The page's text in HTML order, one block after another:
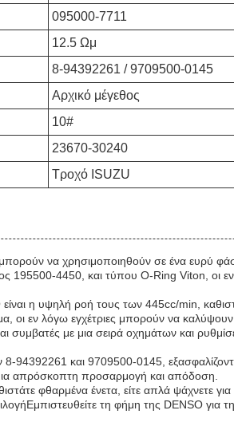
095000-7711
12.5 Ωμ
8-94392261 / 9709500-0145
Αρχικό μέγεθος
10#
23670-30240
Τροχό ISUZU
να χρησιμοποιηθούν σε ένα ευρύ
4450, και τύπου O-Ring Viton, οι
η υψηλή ροή τους των 445cc/min,
εν λόγω εγχέτριες μπορούν να καλύψουν
συμβατές με μια σειρά οχημάτων και
8-94392261 και 9709500-0145,
απρόσκοπτη προσαρμογή και απόδοση.
φθαρμένα ένετα, είτε απλά ψάχνετε
τη φήμη της DENSO για